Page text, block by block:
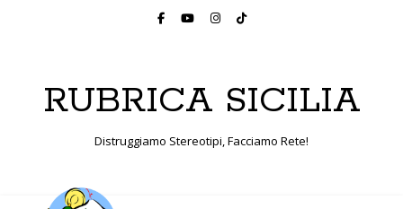
RUBRICA SICILIA
Distruggiamo Stereotipi, Facciamo Rete!